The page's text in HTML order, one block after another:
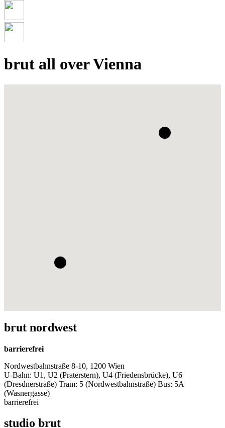
brut all over Vienna
brut nordwest
barrierefrei
Nordwestbahnstraße 8-10, 1200 Wien
U-Bahn: U1, U2 (Praterstern), U4 (Friedensbrücke), U6
(Dresdnerstraße) Tram: 5 (Nordwestbahnstraße) Bus: 5A
(Wasnergasse)
barrierefrei
studio brut